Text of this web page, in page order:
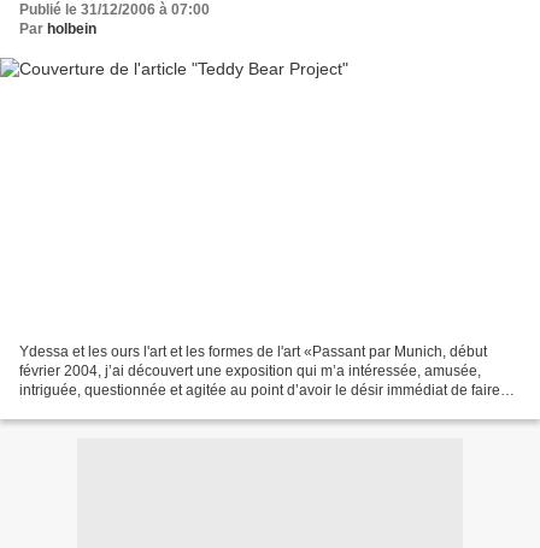
Publié le 31/12/2006 à 07:00
Par holbein
Ydessa et les ours l'art et les formes de l'art «Passant par Munich, début
février 2004, j’ai découvert une exposition qui m’a intéressée, amusée,
intriguée, questionnée et agitée au point d’avoir le désir immédiat de faire